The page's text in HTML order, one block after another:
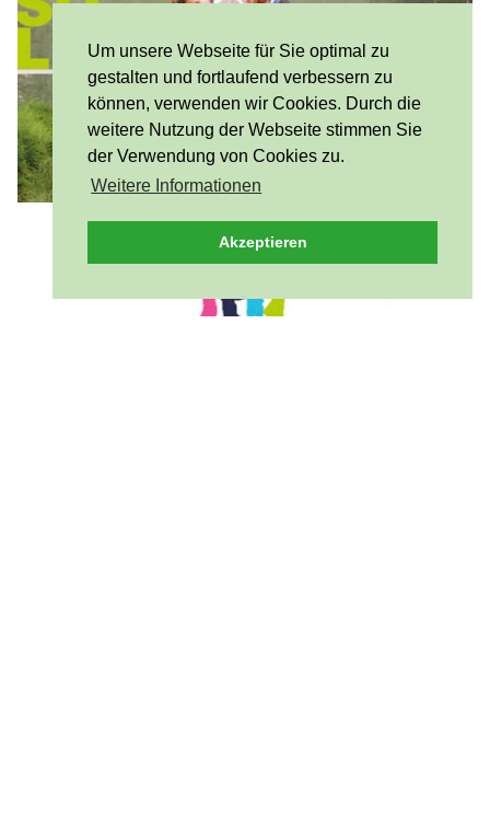
Um unsere Webseite für Sie optimal zu
gestalten und fortlaufend verbessern zu
können, verwenden wir Cookies. Durch die
weitere Nutzung der Webseite stimmen Sie
der Verwendung von Cookies zu.
Weitere Informationen
Akzeptieren